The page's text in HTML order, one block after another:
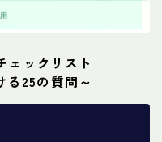
ェックリスト
る25の質問～